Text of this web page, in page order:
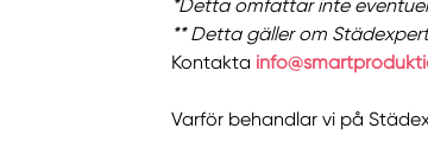
*Detta omfattar inte
** Detta gäller om
Kontakta
Varför behandlar vi på